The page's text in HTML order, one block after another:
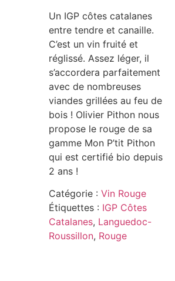
Un IGP côtes catalanes
entre tendre et canaille.
C’est un vin fruité et
réglissé. Assez léger, il
s’accordera parfaitement
avec de nombreuses
viandes grillées au feu de
bois ! Olivier Pithon nous
propose le rouge de sa
gamme Mon P’tit Pithon
qui est certifié bio depuis
2 ans !
Catégorie : Vin Rouge
Étiquettes : IGP Côtes
Catalanes, Languedoc-
Roussillon, Rouge